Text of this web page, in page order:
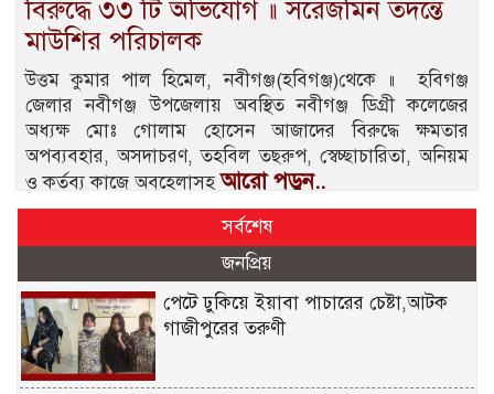
বিরুদ্ধে ৩৩ টি অভিযোগ ॥ সরেজমিন তদন্তে
মাউশির পরিচালক
উত্তম কুমার পাল হিমেল, নবীগঞ্জ(হবিগঞ্জ)থেকে ॥ হবিগঞ্জ
জেলার নবীগঞ্জ উপজেলায় অবস্থিত নবীগঞ্জ ডিগ্রী কলেজের
অধ্যক্ষ মোঃ গোলাম হোসেন আজাদের বিরুদ্ধে ক্ষমতার
অপব্যবহার, অসদাচরণ, তহবিল তছরুপ, স্বেচ্ছাচারিতা, অনিয়ম
ও কর্তব্য কাজে অবহেলাসহআরো পড়ুন..
সর্বশেষ
জনপ্রিয়
পেটে ঢুকিয়ে ইয়াবা পাচারের চেষ্টা,আটক
গাজীপুরের তরুণী